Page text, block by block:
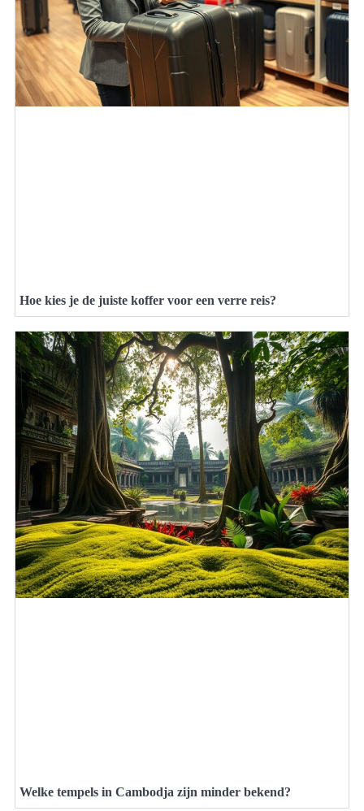
Hoe kies je de juiste koffer voor een verre reis?
Welke tempels in Cambodja zijn minder bekend?